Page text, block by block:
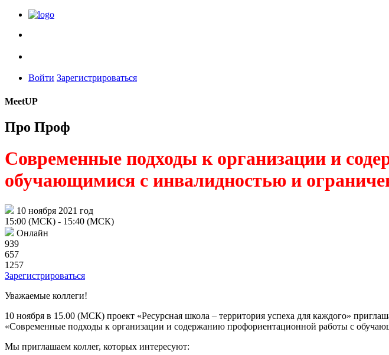
Войти Зарегистрироваться
MeetUP
Про Проф
Современные подходы к организации и
обучающимися с инвалидностью и
10 ноября 2021 год
15:00 (МСК) - 15:40 (МСК)
Онлайн
939
657
1257
Зарегистрироваться
Уважаемые коллеги!
10 ноября в 15.00 (МСК) проект «Ресурсная школа – территория успеха для каждого»
«Современные подходы к организации и содержанию профориентационной работы с
Мы приглашаем коллег, которых интересуют: